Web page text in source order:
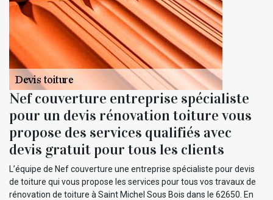
Nef couverture entreprise spécialiste
pour un devis rénovation toiture vous
propose des services qualifiés avec
devis gratuit pour tous les clients
L’équipe de Nef couverture une entreprise spécialiste pour devis
de toiture qui vous propose les services pour tous vos travaux de
rénovation de toiture à Saint Michel Sous Bois dans le 62650. En